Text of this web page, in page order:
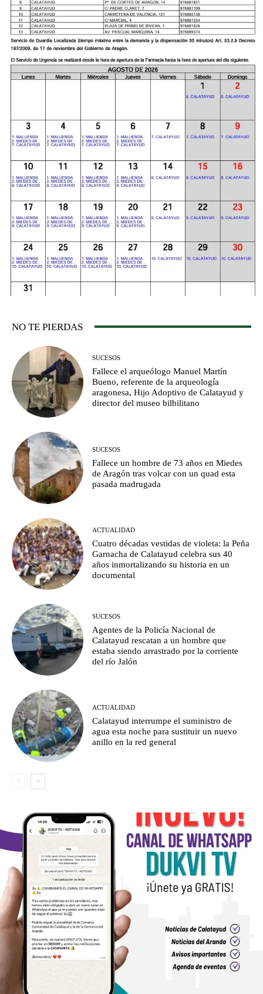
NO TE PIERDAS
SUCESOS
Fallece el arqueólogo Manuel Martín
Bueno, referente de la arqueología
aragonesa, Hijo Adoptivo de Calatayud y
director del museo bilbilitano
SUCESOS
Fallece un hombre de 73 años en Miedes
de Aragón tras volcar con un quad esta
pasada madrugada
ACTUALIDAD
Cuatro décadas vestidas de violeta: la Peña
Garnacha de Calatayud celebra sus 40
años inmortalizando su historia en un
documental
SUCESOS
Agentes de la Policía Nacional de
Calatayud rescatan a un hombre que
estaba siendo arrastrado por la corriente
del río Jalón
ACTUALIDAD
Calatayud interrumpe el suministro de
agua esta noche para sustituir un nuevo
anillo en la red general